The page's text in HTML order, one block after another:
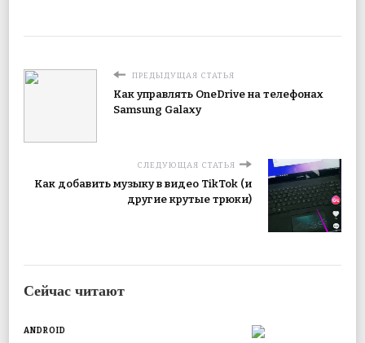
ПРЕДЫДУЩАЯ СТАТЬЯ
Как управлять OneDrive на телефонах
Samsung Galaxy
СЛЕДУЮЩАЯ СТАТЬЯ
Как добавить музыку в видео TikTok (и
другие крутые трюки)
Сейчас читают
ANDROID